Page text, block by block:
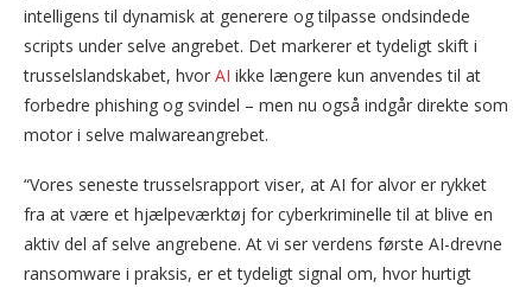
intelligens til dynamisk at generere og tilpasse ondsindede
scripts under selve angrebet. Det markerer et tydeligt skift i
trusselslandskabet, hvor AI ikke længere kun anvendes til at
forbedre phishing og svindel – men nu også indgår direkte som
motor i selve malwareangrebet.
“Vores seneste trusselsrapport viser, at AI for alvor er rykket
fra at være et hjælpeværktøj for cyberkriminelle til at blive en
aktiv del af selve angrebene. At vi ser verdens første AI-drevne
ransomware i praksis, er et tydeligt signal om, hvor hurtigt